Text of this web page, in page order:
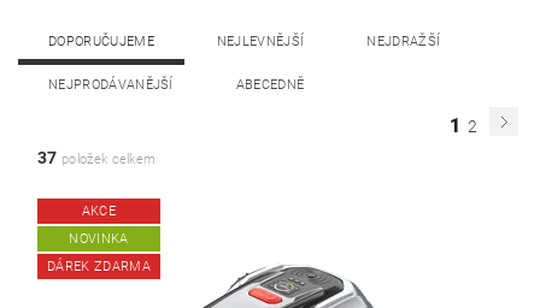
DOPORUČUJEME NEJLEVNĚJŠÍ NEJDRAŽŠÍ
NEJPRODÁVANĚJŠÍ ABECEDNĚ
1 2
37 položek celkem
AKCE
NOVINKA
DÁREK ZDARMA